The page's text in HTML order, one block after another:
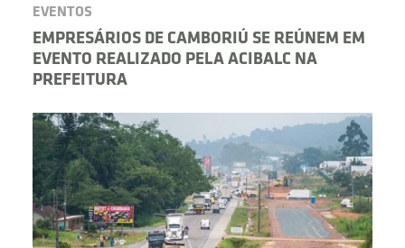
EVENTOS
EMPRESÁRIOS DE CAMBORIÚ SE REÚNEM EM
EVENTO REALIZADO PELA ACIBALC NA
PREFEITURA